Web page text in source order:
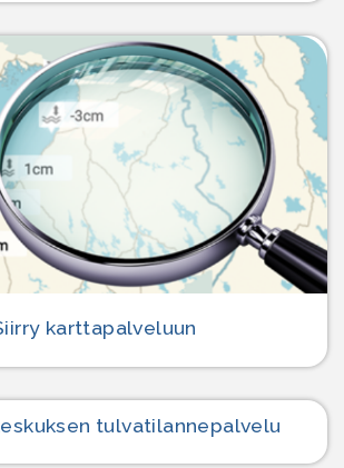
karttapalveluun
tulvatilanne­palvelu